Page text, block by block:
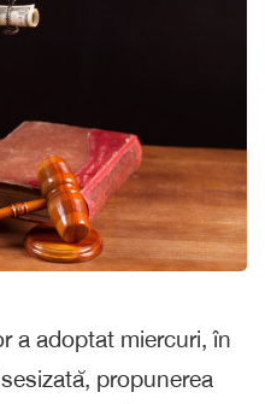
a adoptat miercuri, în
propunerea